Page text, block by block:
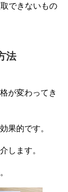
できないもの
法
が変わってき
果的です。
します。